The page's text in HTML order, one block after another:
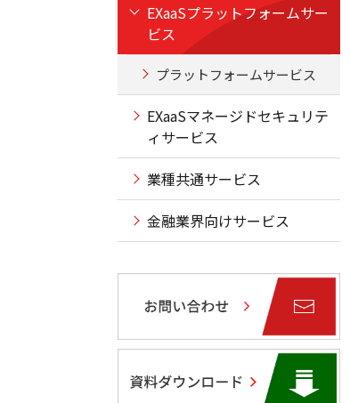
EXaaSプラットフォームサー
ビス
プラットフォームサービス
EXaaSマネージドセキュリテ
ィサービス
業種共通サービス
金融業界向けサービス